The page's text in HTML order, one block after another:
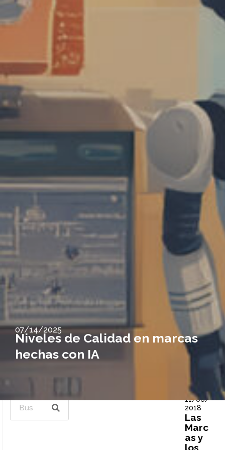
07/14/2025
Niveles de Calidad en marcas
hechas con IA
Buscar
11/06/
2018
Las
Marc
as y
los
PáginaPáginaPágina
Página